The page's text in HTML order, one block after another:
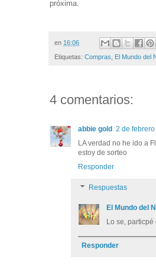
próxima.
en 16:06
Etiquetas: Compras El Mundo del
4 comentarios:
abbie gold 2 de
LA verdad no he ido a
estoy de sorteo
Responder
Respuestas
El Mundo del
Lo se,
Responder